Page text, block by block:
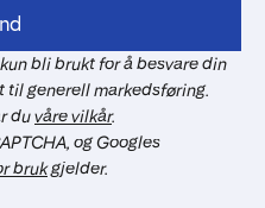
bli brukt for å besvare din
til generell markedsføring.
duvåre vilkår.
og Googles
brukgjelder.